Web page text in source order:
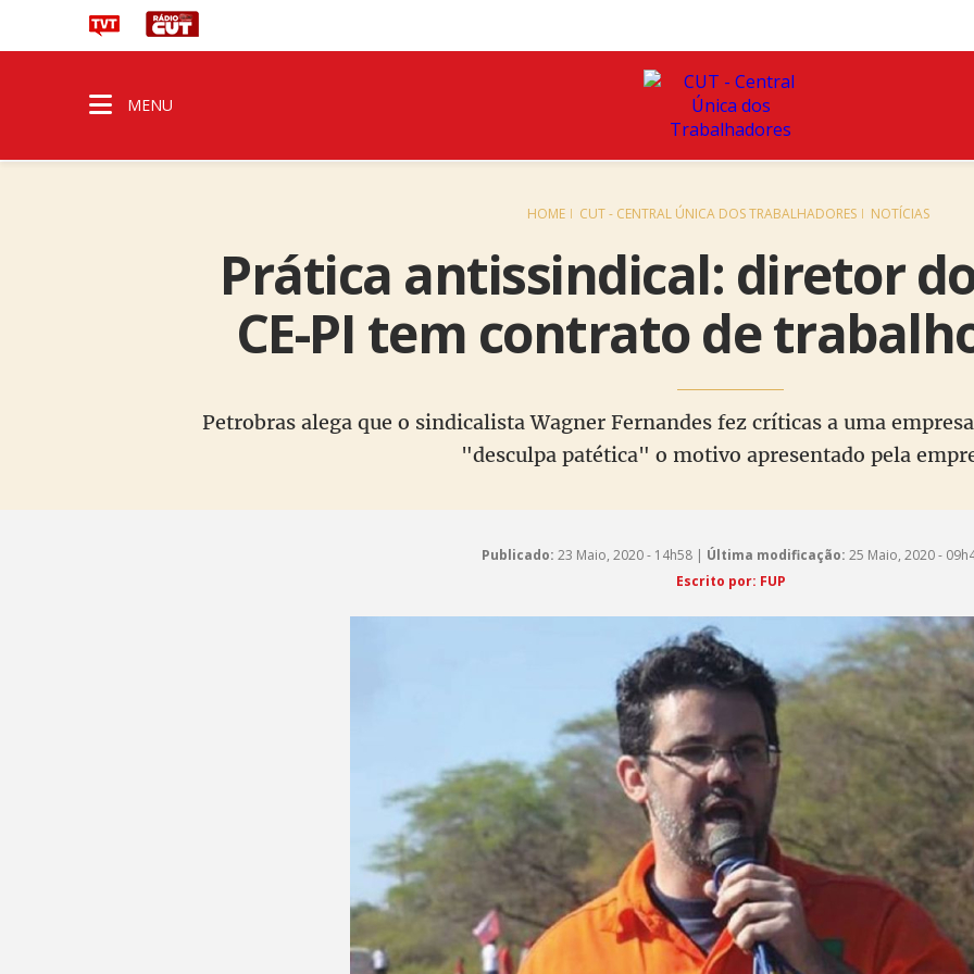
MENU
HOME CUT - CENTRAL ÚNICA DOS TRABALHADORES NOTÍCIAS
Prática antissindical: diretor
CE-PI tem contrato de
Petrobras alega que o sindicalista Wagner Fernandes fez críticas a uma
"desculpa patética" o motivo apresentado pela
Publicado: 23 Maio, 2020 - 14h58 | Última modificação: 25 Maio, 2020 -
Escrito por: FUP